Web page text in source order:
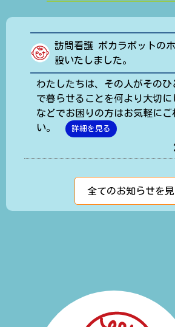
訪問看護 ポカラポットの
設いたしました。
わたしたちは、その人がそのひ
で暮らせることを何より大切
などでお困りの方はお気軽にご
い。
詳細を見る
全てのお知らせを見